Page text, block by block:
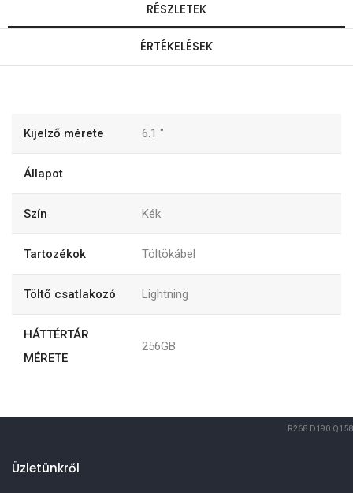
RÉSZLETEK
ÉRTÉKELÉSEK
Kijelző mérete 6.1 "
Állapot
Szín Kék
Tartozékok Töltökábel
Töltő csatlakozó Lightning
HÁTTÉRTÁR
MÉRETE
256GB
R268 D190 Q158
Üzletünkről